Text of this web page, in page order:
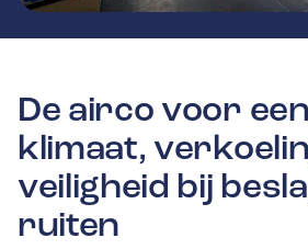
De airco voor
klimaat,
veiligheid bij
ruiten